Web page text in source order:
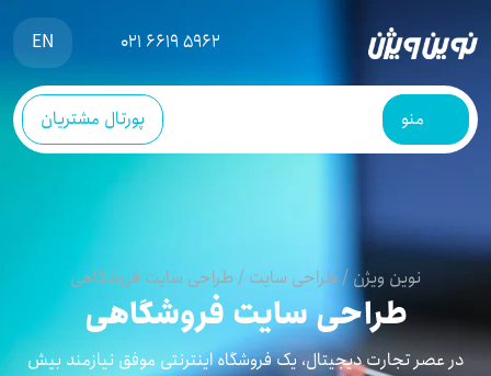
021 6619 5962
EN
منو پورتال مشتریان
نوین ویژن/ طراحی سایت/ طراحی سایت فروشگاهی
طراحی سایت فروشگاهی
در عصر تجارت دیجیتال، یک فروشگاه اینترنتی موفق نیازمند بیش